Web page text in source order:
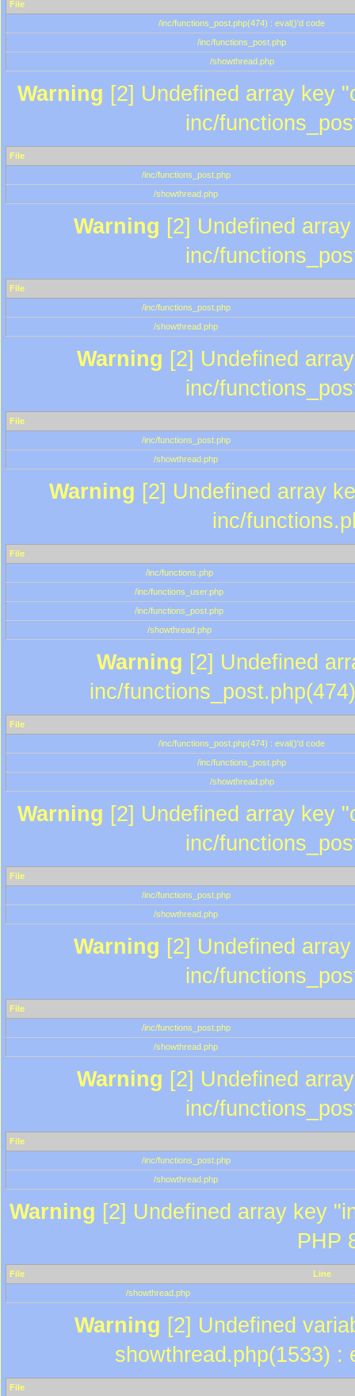
File
/inc/functions_post.php(474) : eval()'d code
/inc/functions_post.php
/showthread.php
Warning [2] Undefined array key
inc/
File
/inc/functions_post.php
/showthread.php
Warning [2] Undefined
inc/
File
/inc/functions_post.php
/showthread.php
Warning [2] Undefined
inc/
File
/inc/functions_post.php
/showthread.php
Warning [2] Undefined array
inc/
File
/inc/functions.php
/inc/functions_user.php
/inc/functions_post.php
/showthread.php
Warning [2] Undefined
inc/
File
/inc/functions_post.php(474) : eval()'d code
/inc/functions_post.php
/showthread.php
Warning [2] Undefined array key
inc/
File
/inc/functions_post.php
/showthread.php
Warning [2] Undefined
inc/
File
/inc/functions_post.php
/showthread.php
Warning [2] Undefined
inc/
File
/inc/functions_post.php
/showthread.php
Warning [2] Undefined array key
PHP
File
Line
/showthread.php
Warning [2] Undefined
showthread.php(1533) :
File